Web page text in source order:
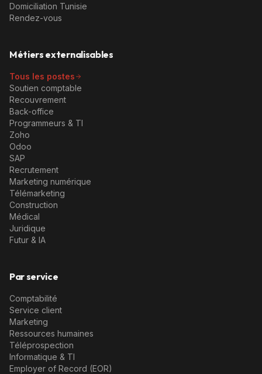
Domiciliation Tunisie
Rendez-vous
Métiers externalisables
Tous les postes
Soutien comptable
Recouvrement
Back-office
Programmeurs & TI
Zoho
Odoo
SAP
Recrutement
Marketing numérique
Télémarketing
Construction
Médical
Juridique
Futur & IA
Par service
Comptabilité
Service client
Marketing
Ressources humaines
Téléprospection
Informatique & TI
Employer of Record (EOR)